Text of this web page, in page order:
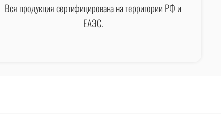
Вся продукция сертифицирована на территории РФ и
ЕАЭС.